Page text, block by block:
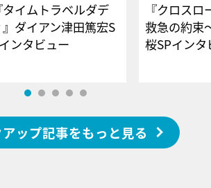
タイムトラベルダデ
』ダイアン津田篤宏S
インタビュー
『クロス
救急の約束
桜SPイ
アップ記事をもっと見る